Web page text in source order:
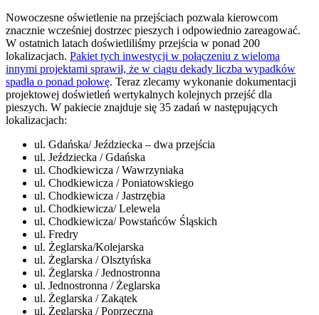
Nowoczesne oświetlenie na przejściach pozwala kierowcom
znacznie wcześniej dostrzec pieszych i odpowiednio zareagować.
W ostatnich latach doświetliliśmy przejścia w ponad 200
lokalizacjach. Pakiet tych inwestycji w połączeniu z wieloma
innymi projektami sprawił, że w ciągu dekady liczba wypadków
spadła o ponad połowę. Teraz zlecamy wykonanie dokumentacji
projektowej doświetleń wertykalnych kolejnych przejść dla
pieszych. W pakiecie znajduje się 35 zadań w następujących
lokalizacjach:
ul. Gdańska/ Jeździecka – dwa przejścia
ul. Jeździecka / Gdańska
ul. Chodkiewicza / Wawrzyniaka
ul. Chodkiewicza / Poniatowskiego
ul. Chodkiewicza / Jastrzębia
ul. Chodkiewicza/ Lelewela
ul. Chodkiewicza/ Powstańców Śląskich
ul. Fredry
ul. Żeglarska/Kolejarska
ul. Żeglarska / Olsztyńska
ul. Żeglarska / Jednostronna
ul. Jednostronna / Żeglarska
ul. Żeglarska / Zakątek
ul. Żeglarska / Poprzeczna